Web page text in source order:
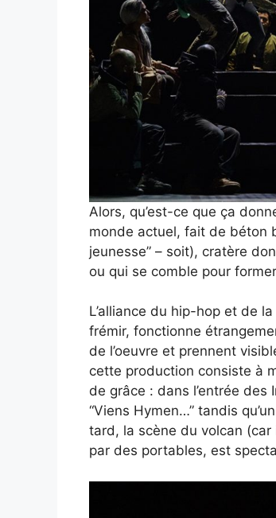
Alors, qu’est-ce que ça
monde actuel, fait de béton
jeunesse” – soit), cratère
ou qui se comble pour
L’alliance du hip-hop et de
frémir, fonctionne
de l’oeuvre et prennent
cette production consiste à
de grâce : dans l’entrée
“Viens Hymen…” tandis
tard, la scène du volcan
par des portables, est